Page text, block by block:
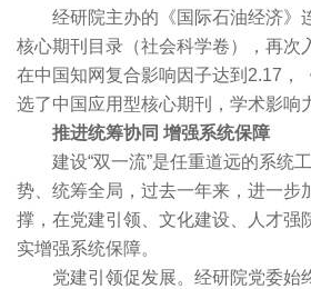
经研院主办的《国际石油经济》
核心期刊目录（社会科学卷），再次
在中国知网复合影响因子达到2.17，
选了中国应用型核心期刊，学术影响
推进统筹协同 增强系统保障
建设“双一流”是任重道远的系统
势、统筹全局，过去一年来，进一步
撑，在党建引领、文化建设、人才强
实增强系统保障。
党建引领促发展。经研院党委始